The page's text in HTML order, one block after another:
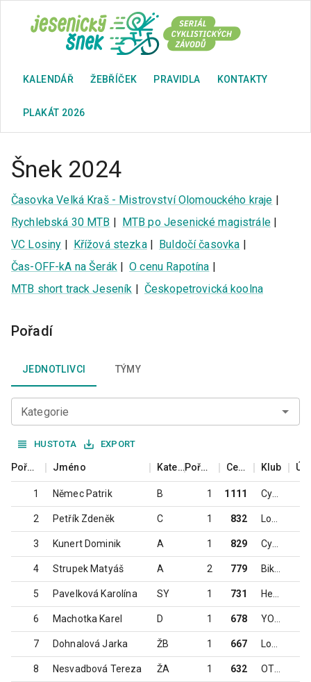
KALENDÁŘ ŽEBŘÍČEK PRAVIDLA KONTAKTY
PLAKÁT 2026
Šnek 2024
Časovka Velká Kraš - Mistrovství Olomouckého kraje |
Rychlebská 30 MTB | MTB po Jesenické magistrále|
VC Losiny | Křížová stezka| Buldočí časovka |
Čas-OFF-kA na Šerák| O cenu Rapotína |
MTB short track Jeseník | Českopetrovická koolna
Pořadí
JEDNOTLIVCI TÝMY
Kategorie
HUSTOTA EXPORT
Pořadí Jméno Kategorie Pořadí v kategorii Celkem Klub
1 Němec Patrik B 1 1111 CykloTomek
2 Petřík Zdeněk C 1 832 Loko Krnov
3 Kunert Dominik A 1 829 CykloTomek
4 Strupek Matyáš A 2 779 Biketeam TJ Zlaté Hory
5 Pavelková Karolína SY 1 731 Head pro TEAM Opava
6 Machotka Karel D 1 678 YOGI Racing Team Ostrava
7 Dohnalová Jarka ŽB 1 667 Loko Krnov
8 Nesvadbová Tereza ŽA 1 632 OTOSPORT Team Jeseník